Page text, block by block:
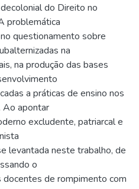
do Direito no
problemática
questionamento sobre
na
na produção das bases
a práticas de ensino nos
Ao apontar
excludente, patriarcal e
levantada neste trabalho, de
o
docentes de rompimento com